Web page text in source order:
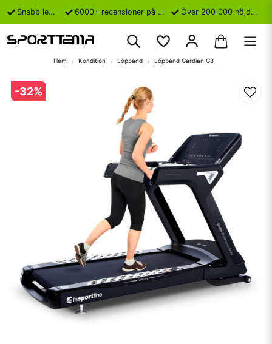
Snabb leverans 6000+ recensioner på Trustpilot Över 200 000 nöjda kunder
Hem Kondition Löpband Löpband Gardian G8
-32%